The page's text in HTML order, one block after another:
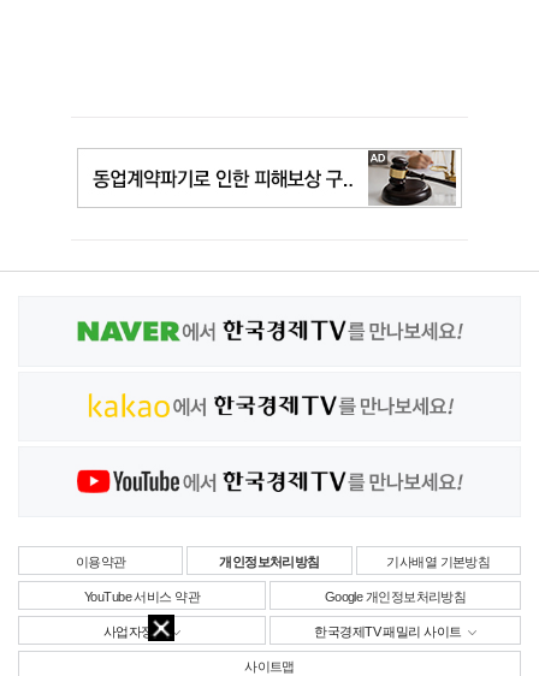
이용약관 개인정보처리방침 기사배열 기본방침
YouTube 서비스 약관 Google 개인정보처리방침
사업자정보 한국경제TV 패밀리 사이트
사이트맵